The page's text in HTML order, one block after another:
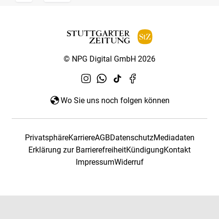
© NPG Digital GmbH 2026
Wo Sie uns noch folgen können
PrivatsphäreKarriereAGBDatenschutzMediadaten
Erklärung zur BarrierefreiheitKündigungKontakt
ImpressumWiderruf